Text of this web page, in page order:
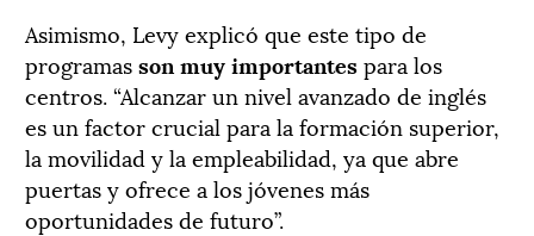
Asimismo, Levy explicó que este tipo de
programasson muy importantespara los
centros. “Alcanzar un nivel avanzado de inglés
es un factor crucial para la formación superior,
la movilidad y la empleabilidad, ya que abre
puertas y ofrece a los jóvenes más
oportunidades de futuro”.